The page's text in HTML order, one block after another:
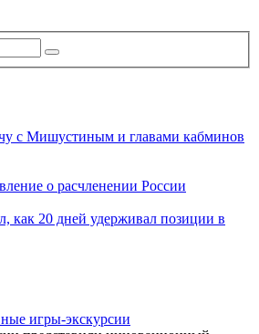
с Мишустиным и главами кабминов
о расчленении России
как 20 дней удерживал позиции в
игры-экскурсии